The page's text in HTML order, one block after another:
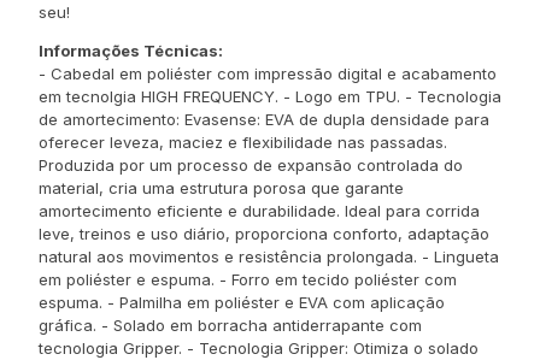
seu!
Informações Técnicas:
- Cabedal em poliéster com impressão digital e acabamento
em tecnolgia HIGH FREQUENCY. - Logo em TPU. - Tecnologia
de amortecimento: Evasense: EVA de dupla densidade para
oferecer leveza, maciez e flexibilidade nas passadas.
Produzida por um processo de expansão controlada do
material, cria uma estrutura porosa que garante
amortecimento eficiente e durabilidade. Ideal para corrida
leve, treinos e uso diário, proporciona conforto, adaptação
natural aos movimentos e resistência prolongada. - Lingueta
em poliéster e espuma. - Forro em tecido poliéster com
espuma. - Palmilha em poliéster e EVA com aplicação
gráfica. - Solado em borracha antiderrapante com
tecnologia Gripper. - Tecnologia Gripper: Otimiza o solado